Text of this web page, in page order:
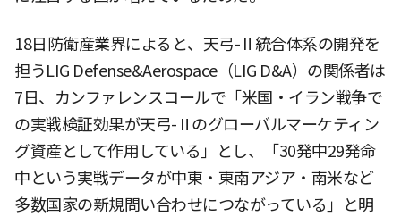
18日防衛産業界によると、天弓-Ⅱ統合体系の開発を
担うLIG Defense&Aerospace（LIG D&A）の関係者は
7日、カンファレンスコールで「米国・イラン戦争で
の実戦検証効果が天弓-Ⅱのグローバルマーケティン
グ資産として作用している」とし、「30発中29発命
中という実戦データが中東・東南アジア・南米など
多数国家の新規問い合わせにつながっている」と明